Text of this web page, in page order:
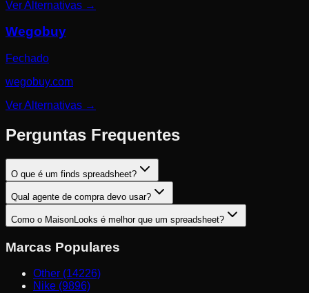
Ver Alternativas →
Wegobuy
Fechado
wegobuy.com
Ver Alternativas →
Perguntas Frequentes
O que é um finds spreadsheet?
Qual agente de compra devo usar?
Como o MaisonLooks é melhor que um spreadsheet?
Marcas Populares
Other (14226)
Nike (9896)